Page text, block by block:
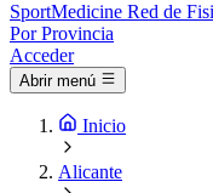
SportMedicine Red de
Por Provincia
Acceder
Abrir menú
Inicio
Alicante